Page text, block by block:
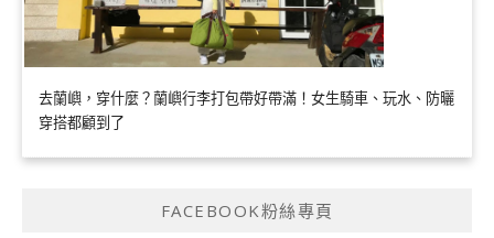
去蘭嶼，穿什麼？蘭嶼行李打包帶好帶滿！女生騎車、玩水、防曬
穿搭都顧到了
FACEBOOK粉絲專頁